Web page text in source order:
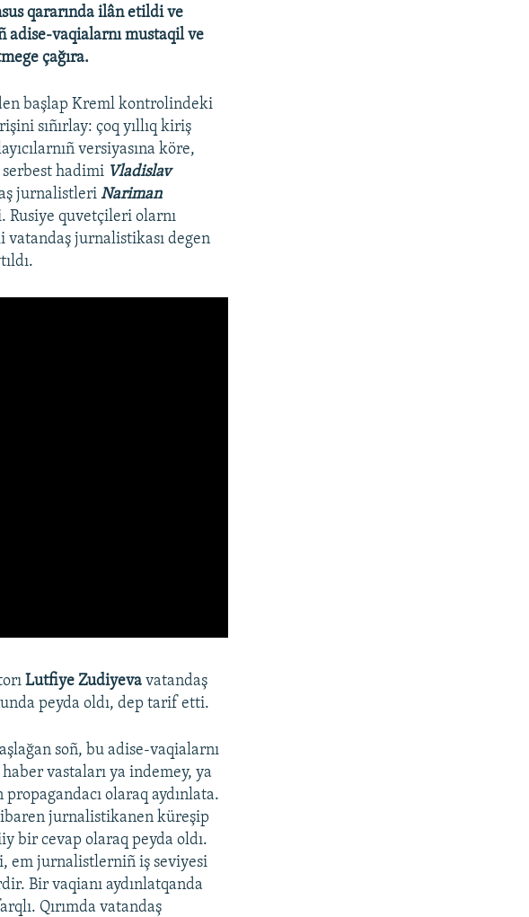
qararında ilân etildi ve
adise-vaqialarnı mustaqil ve
çağıra.
başlap Kreml kontrolindeki
sıñırlay: çoq yıllıq kiriş
versiyasına köre,
serbest hadimi Vladislav
jurnalistleri Nariman
quvetçileri olarnı
vatandaş jurnalistikası degen
Lutfiye Zudiyevavatandaş
peyda oldı, dep tarif etti.
soñ, bu adise-vaqialarnı
vastaları ya indemey, ya
olaraq aydınlata.
jurnalistikanen küreşip
bir cevap olaraq peyda oldı.
em jurnalistlerniñ iş seviyesi
Bir vaqianı aydınlatqanda
Qırımda vatandaş